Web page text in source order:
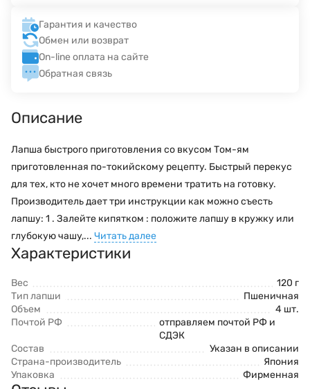
Гарантия и качество
Обмен или возврат
On-line оплата на сайте
Обратная связь
Описание
Лапша быстрого приготовления со вкусом Том-ям
приготовленная по-токийскому рецепту. Быстрый перекус
для тех, кто не хочет много времени тратить на готовку.
Производитель дает три инструкции как можно съесть
лапшу: 1 . Залейте кипятком : положите лапшу в кружку или
глубокую чашу,... Читать далее
Характеристики
Вес
120 г
Тип лапши
Пшеничная
Объем
4 шт.
Почтой РФ
отправляем почтой РФ и
СДЭК
Состав
Указан в описании
Страна-производитель
Япония
Упаковка
Фирменная